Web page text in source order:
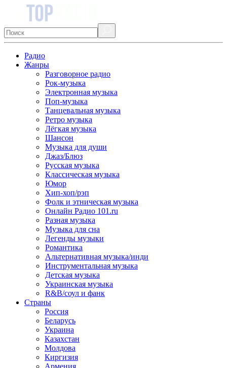
Радио
Жанры
Разговорное радио
Рок-музыка
Электронная музыка
Поп-музыка
Танцевальная музыка
Ретро музыка
Лёгкая музыка
Шансон
Музыка для души
Джаз/Блюз
Русская музыка
Классическая музыка
Юмор
Хип-хоп/рэп
Фолк и этническая музыка
Онлайн Радио 101.ru
Разная музыка
Музыка для сна
Легенды музыки
Романтика
Альтернативная музыка/инди
Инструментальная музыка
Детская музыка
Украинская музыка
R&B/cоул и фанк
Страны
Россия
Беларусь
Украина
Казахстан
Молдова
Киргизия
Армения